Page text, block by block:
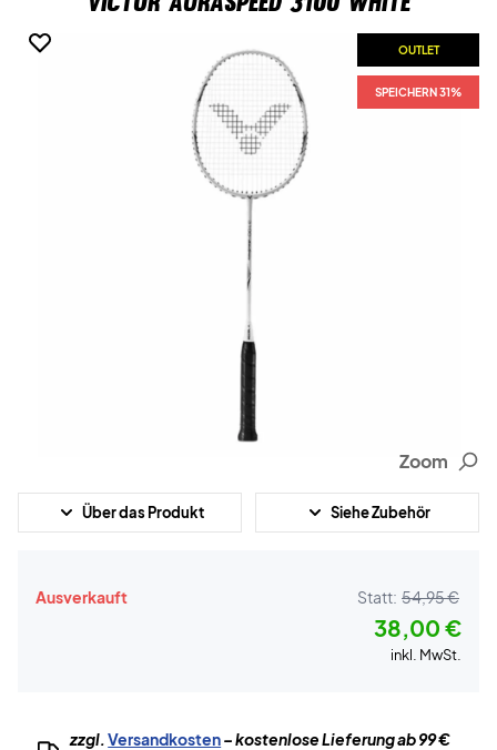
OUTLET
SPEICHERN 31%
Zoom
Über das Produkt Siehe Zubehör
Ausverkauft Statt: 54,95 €
38,00 €
inkl. MwSt.
zzgl.Versandkosten– kostenlose Lieferung ab 99 €